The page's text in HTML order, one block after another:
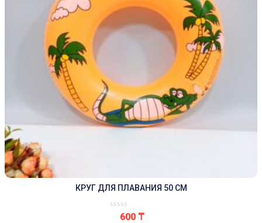
КРУГ ДЛЯ ПЛАВАНИЯ 50 СМ
600 ₸